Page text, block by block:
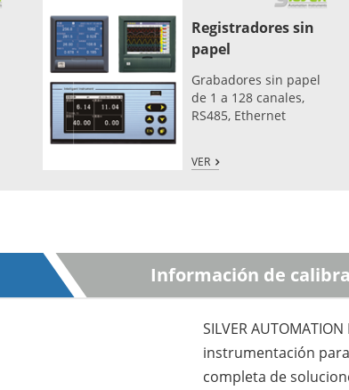
Registradores sin
papel
Grabadores sin papel
de 1 a 128 canales,
RS485, Ethernet
VER
Información de
SILVER
instrumentación
completa de